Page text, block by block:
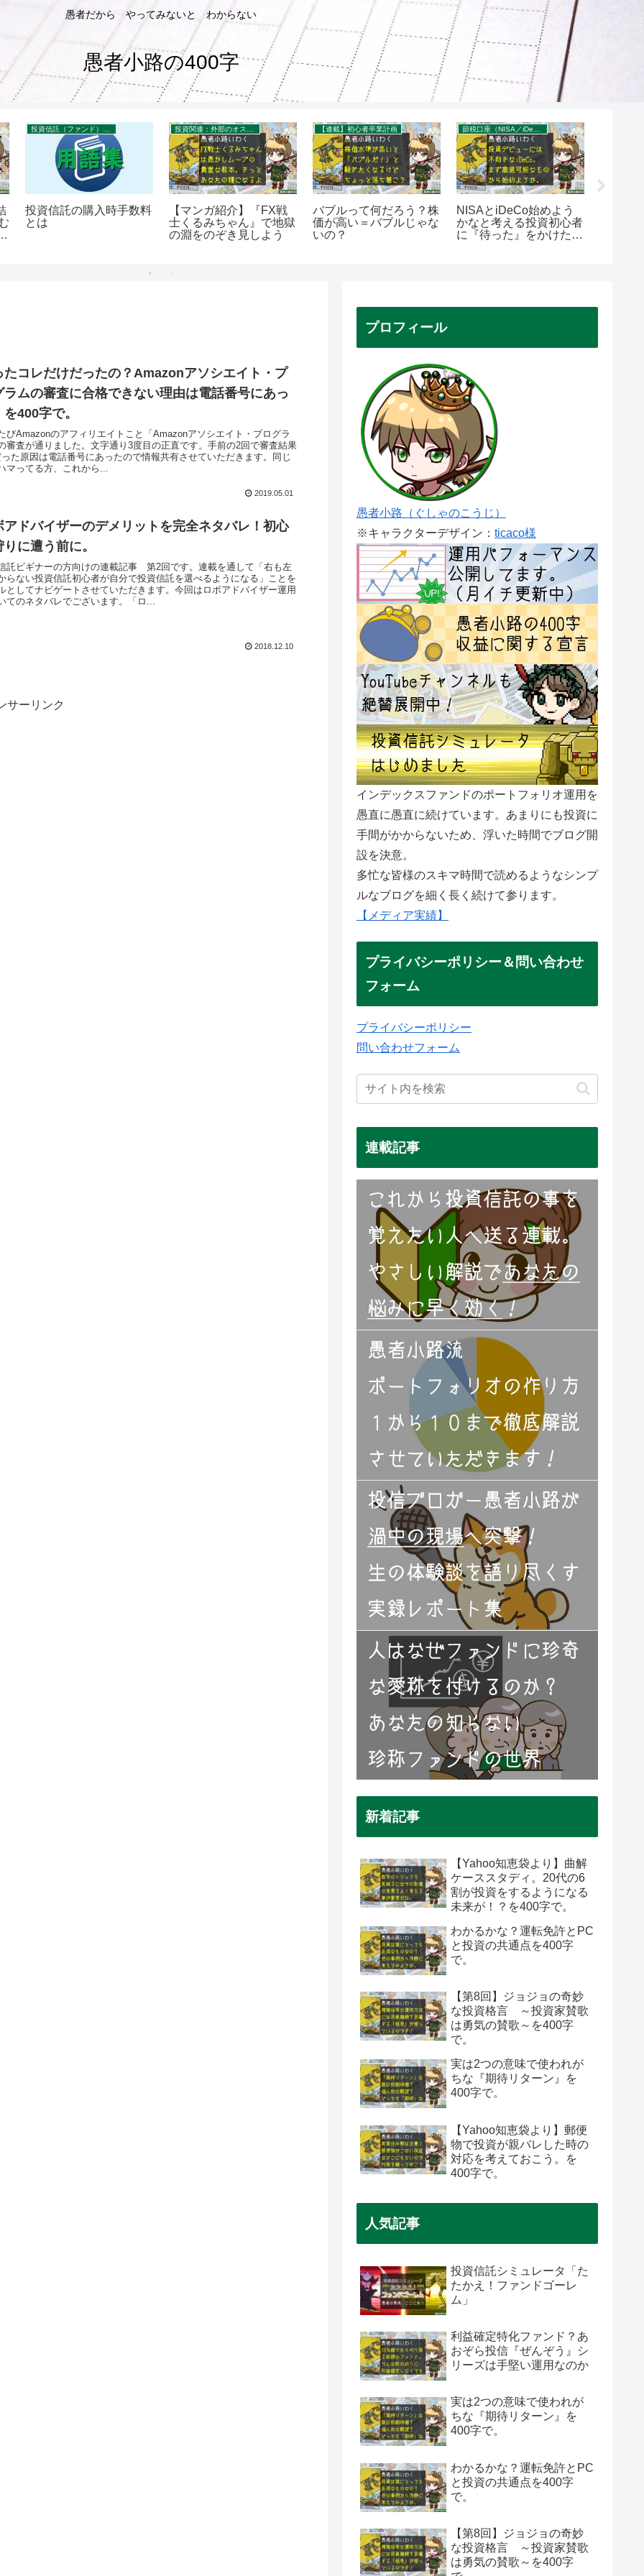
愚者だから やってみないと わからない
愚者小路の400字
投資信託（ファンド）のコスト
投資信託の購入時手数料
とは
投資関連：外部のオススメ記事・セミナー・書籍
【マンガ紹介】『FX戦
士くるみちゃん』で地獄
の淵をのぞき見しよう
【連載】初心者卒業計画
バブルって何だろう？株
価が高い＝バブルじゃな
いの？
節税口座（NISA／iDeCo／企業型DC）
NISAとiDeCo始めよう
かなと考える投資初心者
に『待った』をかけた
たコレだけだったの？Amazonアソシエイト・プ
ラムの審査に合格できない理由は電話番号にあっ
400字で。
びAmazonのアフィリエイトこと「Amazonアソシエイト・プログラ
審査が通りました。文字通り3度目の正直です。手前の2回で審査結果
た原因は電話番号にあったので情報共有させていただきます。同じ
マってる方、これから...
2019.05.01
アドバイザーのデメリットを完全ネタバレ！初心
りに遭う前に。
託ビギナーの方向けの連載記事 第2回です。連載を通して「右も左
らない投資信託初心者が自分で投資信託を選べるようになる」ことを
としてナビゲートさせていただきます。今回はロボアドバイザー運用
てのネタバレでございます。「ロ...
2018.12.10
サーリンク
プロフィール
愚者小路（ぐしゃのこうじ）
※キャラクターデザイン： ticaco様
インデックスファンドのポートフォリオ運用を
愚直に愚直に続けています。あまりにも投資に
手間がかからないため、浮いた時間でブログ開
設を決意。
多忙な皆様のスキマ時間で読めるようなシンプ
ルなブログを細く長く続けて参ります。
【メディア実績】
プライバシーポリシー＆問い合わせ
フォーム
プライバシーポリシー
問い合わせフォーム
連載記事
新着記事
【Yahoo知恵袋より】曲解
ケーススタディ。20代の6
割が投資をするようになる
未来が！？を400字で。
わかるかな？運転免許とPC
と投資の共通点を400字
で。
【第8回】ジョジョの奇妙
な投資格言 ～投資家賛歌
は勇気の賛歌～を400字
で。
実は2つの意味で使われが
ちな『期待リターン』を
400字で。
【Yahoo知恵袋より】郵便
物で投資が親バレした時の
対応を考えておこう。を
400字で。
人気記事
投資信託シミュレータ「た
たかえ！ファンドゴーレ
ム」
利益確定特化ファンド？あ
おぞら投信『ぜんぞう』シ
リーズは手堅い運用なのか
実は2つの意味で使われが
ちな『期待リターン』を
400字で。
わかるかな？運転免許とPC
と投資の共通点を400字
で。
【第8回】ジョジョの奇妙
な投資格言 ～投資家賛歌
は勇気の賛歌～を400字